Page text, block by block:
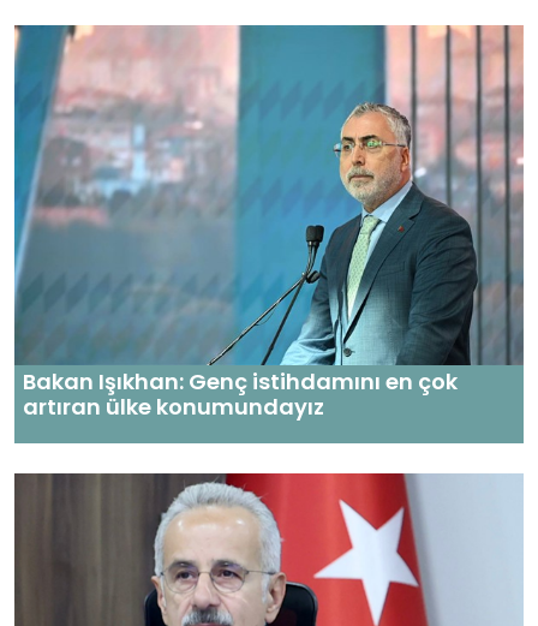
Bakan Işıkhan: Genç istihdamını en çok
artıran ülke konumundayız